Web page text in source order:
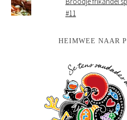
#11
HEIMWEE NAAR